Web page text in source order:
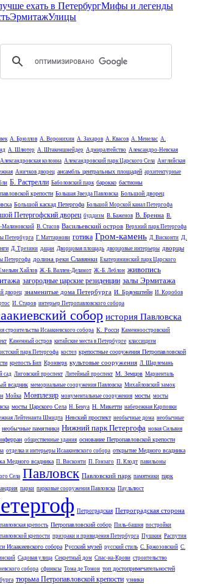
ехать в ПетербургМифы и легенды
ЭрмитажУлицы
А. Брюллов А. Воронихин А. Захаров А. Квасов А. Менелас А.
А. Шлютер А. Штакеншнейдер Адмиралтейство Александро-Невская
Александровская колонна Александровский парк Царского Села Английская
Аничков дворец ансамбль центральных площадей архитектурные
Б. Растрелли Баболовский парк барокко бастионы
крепости Большая Звезда Павловска Большой дворец
Большой каскад Петергофа Большой Морской канал Петергофа
Петергофский дворец буддизм В. Баженов В. Бренна В.
Малиновский В. Стасов Васильевский остров Верхний парк Петергофа
Петербурга Г. Маттарнови готика Гром-камень Д. Висконти Д.
Д. Трезини дацан Дворцовая площадь дворцовые интерьеры дворцы
Петергофа долина реки Славянки Екатерининский парк Царского
Хайлов Ж.-Б. Валлен-Деламот Ж.-Б. Леблон живопись
загородные царские резиденции залы Эрмитажа
дворец знаменитые дома Петербурга И. Браунштейн И. Коробов
И. Старов интерьер Петропавловского собора
собор история Павловска
строительства Исаакиевского собора К. Росси Каменноостровский
Каменный остров китайские места в Петербурге классицизм
парк Петергофа костел крепостные сооружения Петропавловской
крепость Бип Кронверк культовые сооружения Л. Шарлемань
сад Лиговский проспект Литейный проспект М. Земцов Мариенталь
всадник мемориальные сооружения Павловска Михайловский замок
Мойка Монплезир монументальные сооружения мосты мосты
мосты Царского Села Н. Бенуа Н. Микетти набережная Карповки
Лейтенанта Шмидта Невский проспект необычные дома необычные
необычные памятники Нижний парк Петергофа новая Сильвия
общественные здания основание Петропавловской крепости
отделка и интерьеры Исаакиевского собора открытие Медного всадника
Медного всадника П. Висконти П. Гонзаго П. Клодт павильоны
Села Павловск Павловский парк памятники парк
парки парковые сооружения Павловска Паульлюст
Петроградская Петроградская сторона
крепость Петропавловский собор Пиль-башня постройки
крепости призраки и привидения Петербурга Пушкин Распутин
Исаакиевского собора Русский музей русский стиль С. Бржозовский С.
Садовая улица Секретный дом Спас-на-Крови строительство
собора сфинксы Тома де Томон топ достопримечательностей
тюрьма Петропавловской крепости узники